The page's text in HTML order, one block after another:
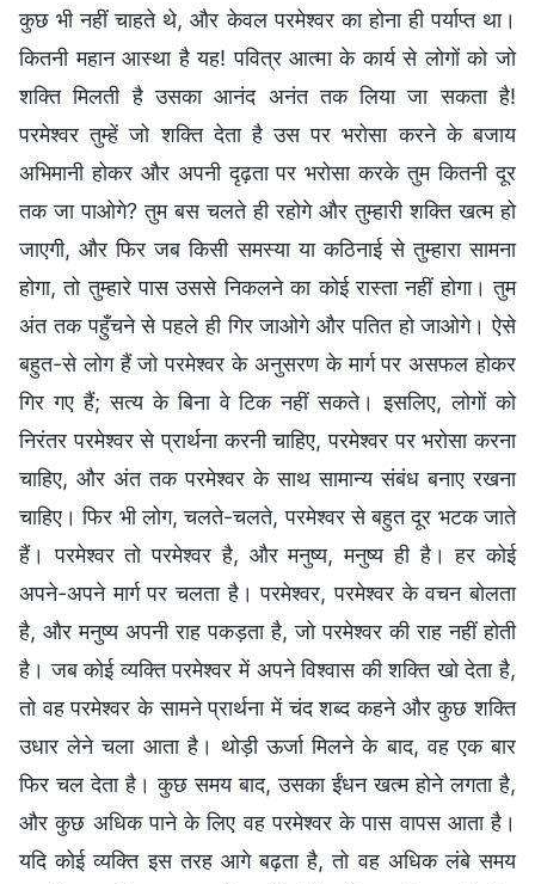
कुछ भी नहीं चाहते थे, और केवल परमेश्वर का होना ही पर्याप्त था।
कितनी महान आस्था है यह! पवित्र आत्मा के कार्य से लोगों को जो
शक्ति मिलती है उसका आनंद अनंत तक लिया जा सकता है!
परमेश्वर तुम्हें जो शक्ति देता है उस पर भरोसा करने के बजाय
अभिमानी होकर और अपनी दृढ़ता पर भरोसा करके तुम कितनी दूर
तक जा पाओगे? तुम बस चलते ही रहोगे और तुम्हारी शक्ति खत्म हो
जाएगी, और फिर जब किसी समस्या या कठिनाई से तुम्हारा सामना
होगा, तो तुम्हारे पास उससे निकलने का कोई रास्ता नहीं होगा। तुम
अंत तक पहुँचने से पहले ही गिर जाओगे और पतित हो जाओगे। ऐसे
बहुत-से लोग हैं जो परमेश्वर के अनुसरण के मार्ग पर असफल होकर
गिर गए हैं; सत्य के बिना वे टिक नहीं सकते। इसलिए, लोगों को
निरंतर परमेश्वर से प्रार्थना करनी चाहिए, परमेश्वर पर भरोसा करना
चाहिए, और अंत तक परमेश्वर के साथ सामान्य संबंध बनाए रखना
चाहिए। फिर भी लोग, चलते-चलते, परमेश्वर से बहुत दूर भटक जाते
हैं। परमेश्वर तो परमेश्वर है, और मनुष्य, मनुष्य ही है। हर कोई
अपने-अपने मार्ग पर चलता है। परमेश्वर, परमेश्वर के वचन बोलता
है, और मनुष्य अपनी राह पकड़ता है, जो परमेश्वर की राह नहीं होती
है। जब कोई व्यक्ति परमेश्वर में अपने विश्वास की शक्ति खो देता है,
तो वह परमेश्वर के सामने प्रार्थना में चंद शब्द कहने और कुछ शक्ति
उधार लेने चला आता है। थोड़ी ऊर्जा मिलने के बाद, वह एक बार
फिर चल देता है। कुछ समय बाद, उसका ईंधन खत्म होने लगता है,
और कुछ अधिक पाने के लिए वह परमेश्वर के पास वापस आता है।
यदि कोई व्यक्ति इस तरह आगे बढ़ता है, तो वह अधिक लंबे समय